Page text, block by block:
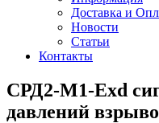
Доставка и
Новости
Статьи
Контакты
СРД2-М1-Exd
давлений